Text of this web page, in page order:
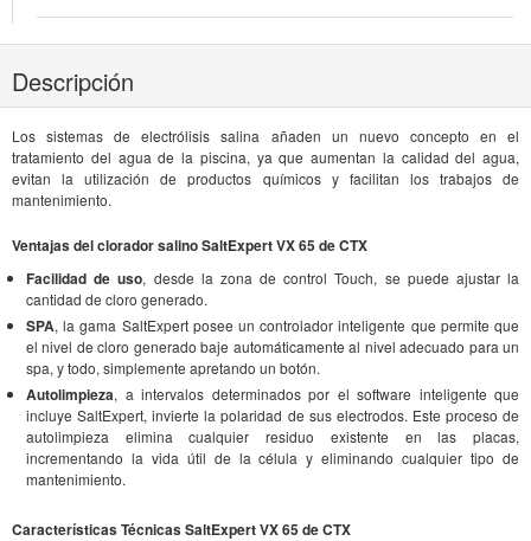
Descripción
Los sistemas de electrólisis salina añaden un nuevo concepto en el
tratamiento del agua de la piscina, ya que aumentan la calidad del agua,
evitan la utilización de productos químicos y facilitan los trabajos de
mantenimiento.
Ventajas del clorador salino SaltExpert VX 65 de CTX
Facilidad de uso, desde la zona de control Touch, se puede ajustar la
cantidad de cloro generado.
SPA, la gama SaltExpert posee un controlador inteligente que permite que
el nivel de cloro generado baje automáticamente al nivel adecuado para un
spa, y todo, simplemente apretando un botón.
Autolimpieza, a intervalos determinados por el software inteligente que
incluye SaltExpert, invierte la polaridad de sus electrodos. Este proceso de
autolimpieza elimina cualquier residuo existente en las placas,
incrementando la vida útil de la célula y eliminando cualquier tipo de
mantenimiento.
Características Técnicas SaltExpert VX 65 de CTX